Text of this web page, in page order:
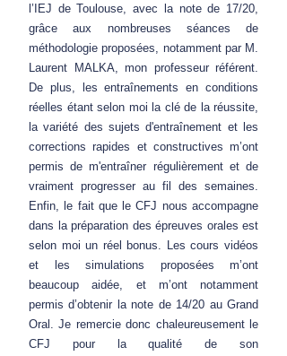
l’IEJ de Toulouse, avec la note de 17/20,
grâce aux nombreuses séances de
méthodologie proposées, notamment par M.
Laurent MALKA, mon professeur référent.
De plus, les entraînements en conditions
réelles étant selon moi la clé de la réussite,
la variété des sujets d'entraînement et les
corrections rapides et constructives m’ont
permis de m'entraîner régulièrement et de
vraiment progresser au fil des semaines.
Enfin, le fait que le CFJ nous accompagne
dans la préparation des épreuves orales est
selon moi un réel bonus. Les cours vidéos
et les simulations proposées m’ont
beaucoup aidée, et m’ont notamment
permis d’obtenir la note de 14/20 au Grand
Oral. Je remercie donc chaleureusement le
CFJ pour la qualité de son